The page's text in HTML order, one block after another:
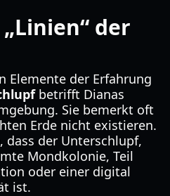
der
Elemente der Erfahrung
betrifft Dianas
Sie bemerkt oft
Erde nicht existieren.
dass der Unterschlupf,
Mondkolonie, Teil
oder einer digital
ist.